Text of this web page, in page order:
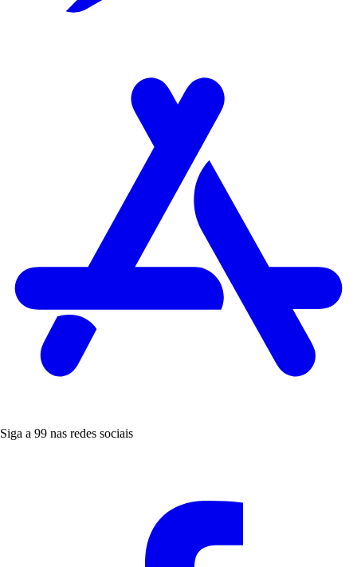
Siga a 99 nas redes sociais